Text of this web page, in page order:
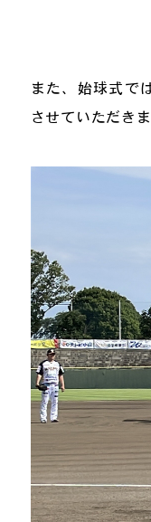
また、始球式で
させていただきま